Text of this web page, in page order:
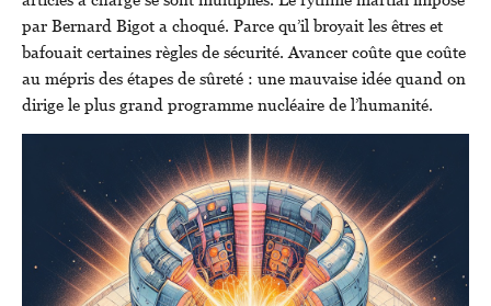
par Bernard Bigot a choqué. Parce qu’il broyait les êtres et
bafouait certaines règles de sécurité. Avancer coûte que coûte
au mépris des étapes de sûreté : une mauvaise idée quand on
dirige le plus grand programme nucléaire de l’humanité.